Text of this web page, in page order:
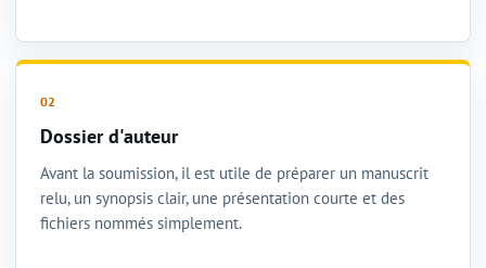
Dossier d'auteur
Avant la soumission, il est utile de préparer un manuscrit
relu, un synopsis clair, une présentation courte et des
fichiers nommés simplement.